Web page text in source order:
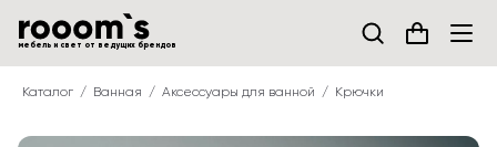
мебель и свет от ведущих брендов
Каталог Ванная Аксессуары для ванной Крючки